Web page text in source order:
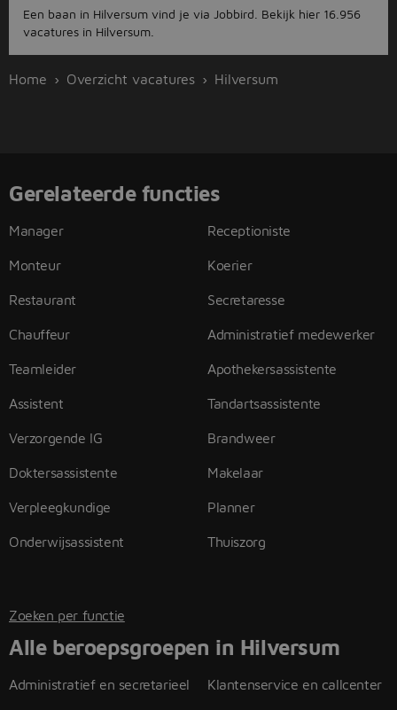
Een baan in Hilversum vind je via Jobbird. Bekijk hier 16.956
vacatures in Hilversum.
Home Overzicht vacatures Hilversum
Gerelateerde functies
Manager
Monteur
Restaurant
Chauffeur
Teamleider
Assistent
Verzorgende IG
Doktersassistente
Verpleegkundige
Onderwijsassistent
Receptioniste
Koerier
Secretaresse
Administratief medewerker
Apothekersassistente
Tandartsassistente
Brandweer
Makelaar
Planner
Thuiszorg
Zoeken per functie
Alle beroepsgroepen in Hilversum
Administratief en secretarieel Klantenservice en callcenter